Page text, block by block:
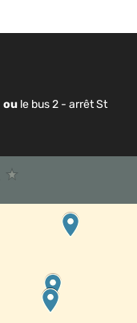
ou le bus 2 - arrêt St